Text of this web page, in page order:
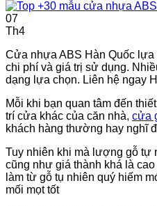
07
Th4
Cửa nhựa ABS Hàn Quốc
chi phí và giá trị sử dụng.
dạng lựa chọn. Liên hệ ngay
Mỗi khi bạn quan tâm đến
trí cửa khác của căn nhà, cửa
khách hàng thường hay nghĩ
Tuy nhiên khi mà lượng gỗ tự
cũng như giá thành khá là
làm từ gỗ tụ nhiên quý hiếm
mối mọt tốt